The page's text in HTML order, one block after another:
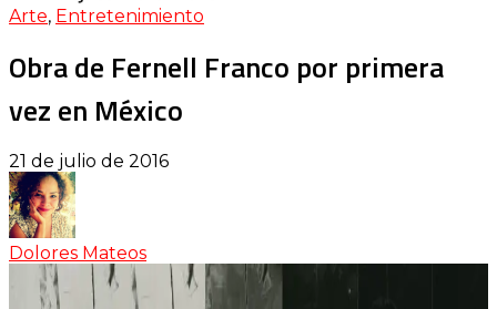
Arte, Entretenimiento
Obra de Fernell Franco por primera
vez en México
21 de julio de 2016
Dolores Mateos